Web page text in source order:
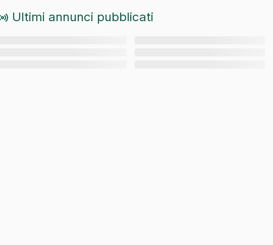
Ultimi annunci pubblicati